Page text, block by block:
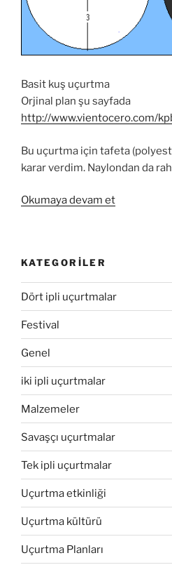
Basit kuş uçurtma
Orjinal plan şu sayfada
http://www.vientocero.com/
Bu uçurtma için tafeta
karar verdim. Naylondan da
Okumaya devam et“Basit
dikişsiz”
KATEGORILER
Dört ipli uçurtmalar
Festival
Genel
iki ipli uçurtmalar
Malzemeler
Savaşçı uçurtmalar
Tek ipli uçurtmalar
Uçurtma etkinliği
Uçurtma kültürü
Uçurtma Planları